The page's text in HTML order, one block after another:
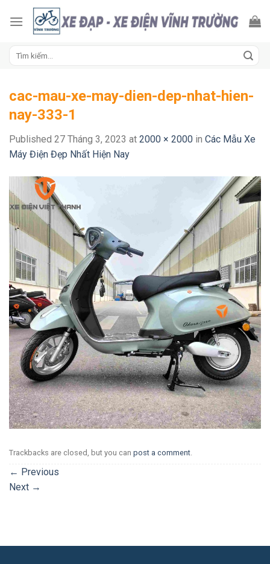
cac-mau-xe-may-dien-dep-nhat-hien-
nay-333-1
Published 27 Tháng 3, 2023 at 2000 × 2000 in Các Mẫu Xe
Máy Điện Đẹp Nhất Hiện Nay
Trackbacks are closed, but you can post a comment.
← Previous
Next →